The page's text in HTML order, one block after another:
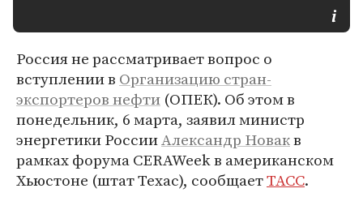
Россия не рассматривает вопрос о
вступлении в Организацию стран-
экспортеров нефти (ОПЕК). Об этом в
понедельник, 6 марта, заявил министр
энергетики РоссииАлександр Новакв
рамках форума CERAWeek в американском
Хьюстоне (штат Техас), сообщаетТАСС.